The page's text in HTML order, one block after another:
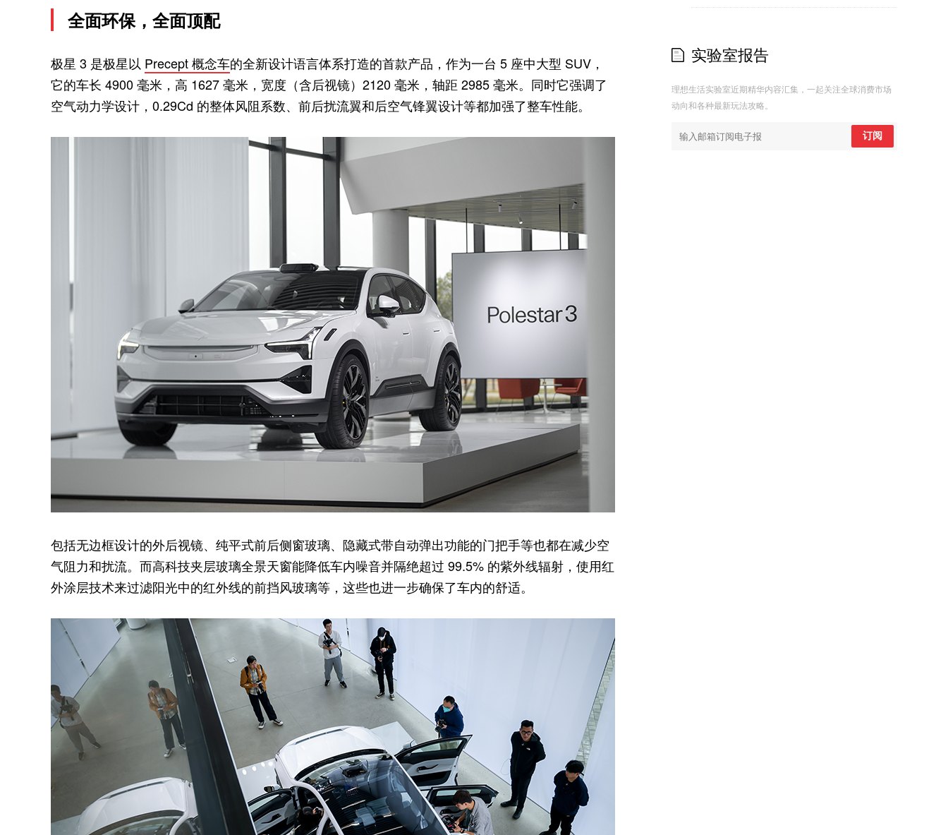
全面环保，全面顶配
极星 3 是极星以 Precept 概念车的全新设计语言体系打造的首款产品，作为一台 5 座中大型 SUV，
它的车长 4900 毫米，高 1627 毫米，宽度（含后视镜）2120 毫米，轴距 2985 毫米。同时它强调了
空气动力学设计，0.29Cd 的整体风阻系数、前后扰流翼和后空气锋翼设计等都加强了整车性能。
包括无边框设计的外后视镜、纯平式前后侧窗玻璃、隐藏式带自动弹出功能的门把手等也都在减少空
气阻力和扰流。而高科技夹层玻璃全景天窗能降低车内噪音并隔绝超过 99.5% 的紫外线辐射，使用红
外涂层技术来过滤阳光中的红外线的前挡风玻璃等，这些也进一步确保了车内的舒适。
实验室报告
理想生活实验室近期精华内容汇集，一起关注全球消费市场
动向和各种最新玩法攻略。